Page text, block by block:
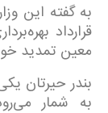
به گفته این
قرارداد
معین تمدید
بندر حیرتان
به شمار